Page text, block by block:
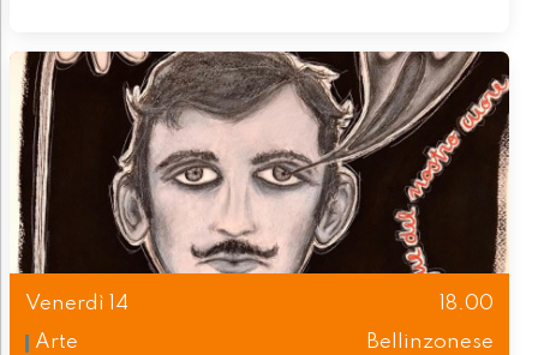
Venerdì 14
18.00
Arte
Bellinzonese